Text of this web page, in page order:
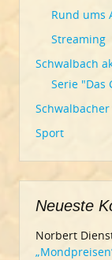
Rund ums
Streaming
Schwalbach
Serie "Das
Sport
Neueste
Norbert